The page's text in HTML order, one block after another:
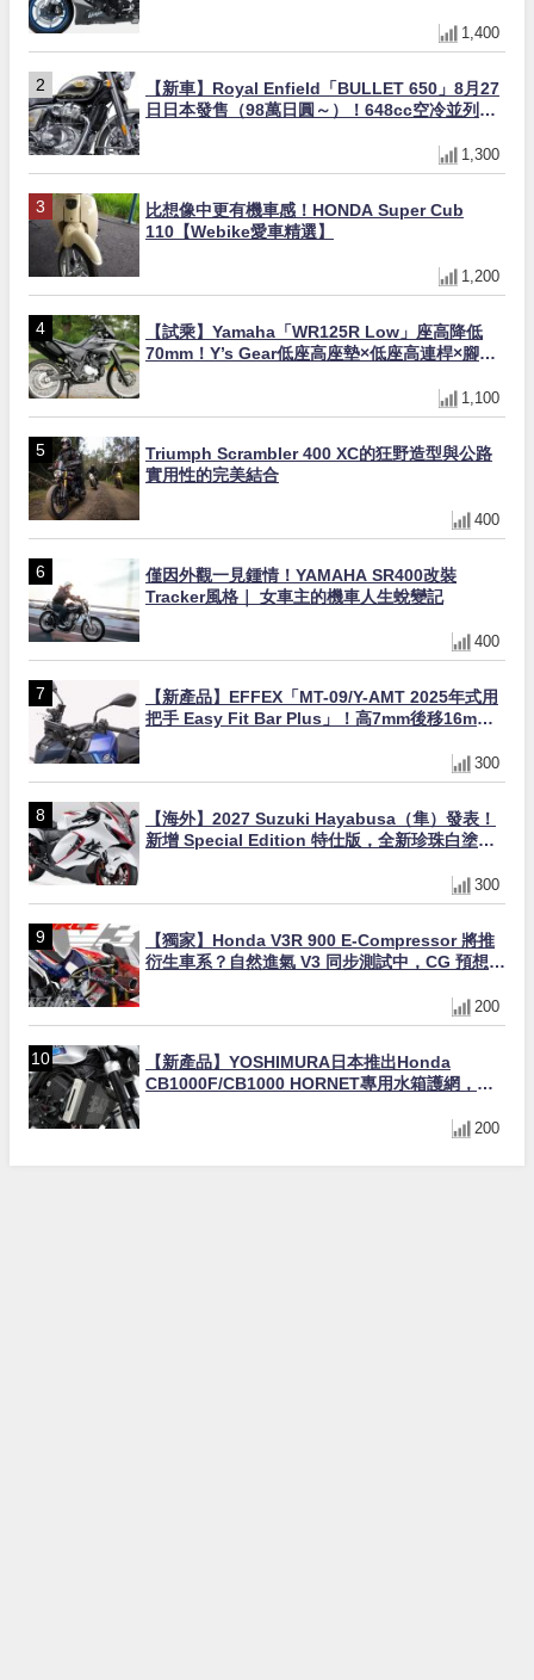
1,400
【新車】Royal Enfield「BULLET 650」8月27
日日本發售（98萬日圓～）！648cc空冷並列雙
1,300
比想像中更有機車感！HONDA Super Cub
110【Webike愛車精選】
1,200
【試乘】Yamaha「WR125R Low」座高降低
70mm！Y’s Gear低座高座墊×低座高連桿×腳踏
1,100
Triumph Scrambler 400 XC的狂野造型與公路
實用性的完美結合
400
僅因外觀一見鍾情！YAMAHA SR400改裝
Tracker風格｜ 女車主的機車人生蛻變記
400
【新產品】EFFEX「MT-09/Y-AMT 2025年式用
把手 Easy Fit Bar Plus」！高7mm後移16mm
300
【海外】2027 Suzuki Hayabusa（隼）發表！
新增 Special Edition 特仕版，全新珍珠白塗裝
300
【獨家】Honda V3R 900 E-Compressor 將推
衍生車系？自然進氣 V3 同步測試中，CG 預想曝
200
【新產品】YOSHIMURA日本推出Honda
CB1000F/CB1000 HORNET專用水箱護網，六
200